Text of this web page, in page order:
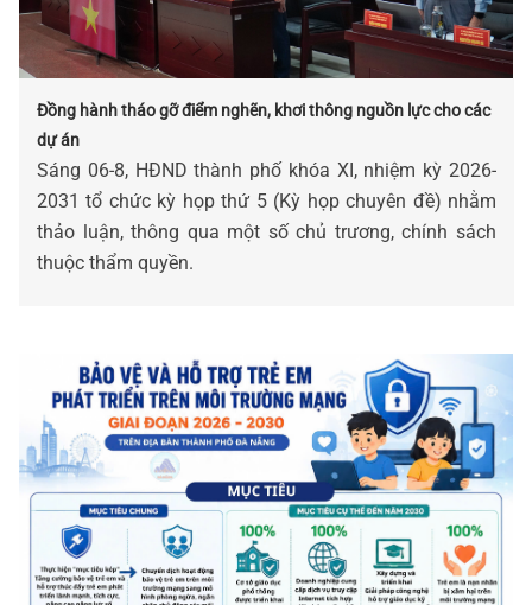
Đồng hành tháo gỡ điểm nghẽn, khơi thông nguồn lực cho các
dự án
Sáng 06-8, HĐND thành phố khóa XI, nhiệm kỳ 2026-
2031 tổ chức kỳ họp thứ 5 (Kỳ họp chuyên đề) nhằm
thảo luận, thông qua một số chủ trương, chính sách
thuộc thẩm quyền.